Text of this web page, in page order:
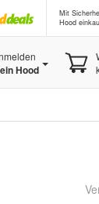
Mit
Hood
Hood